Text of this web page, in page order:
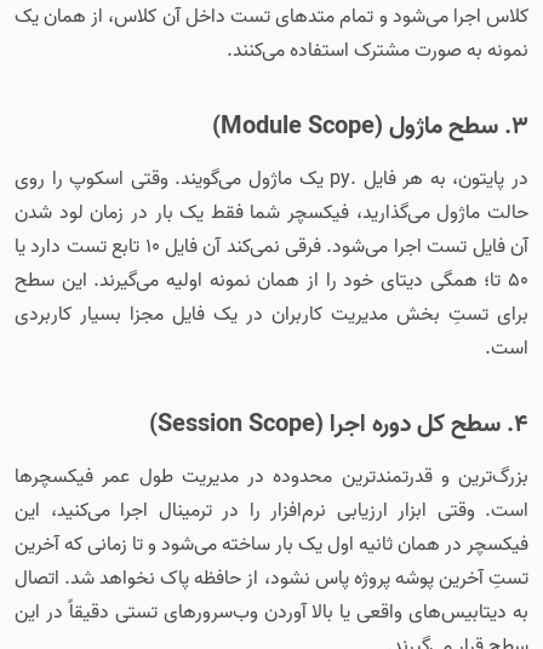
کلاس اجرا می‌شود و تمام متدهای تست داخل آن کلاس، از همان یک
نمونه به صورت مشترک استفاده می‌کنند.
۳. سطح ماژول (Module Scope)
در پایتون، به هر فایل .py یک ماژول می‌گویند. وقتی اسکوپ را روی
حالت ماژول می‌گذارید، فیکسچر شما فقط یک بار در زمان لود شدن
آن فایل تست اجرا می‌شود. فرقی نمی‌کند آن فایل ۱۰ تابع تست دارد یا
۵۰ تا؛ همگی دیتای خود را از همان نمونه اولیه می‌گیرند. این سطح
برای تستِ بخش مدیریت کاربران در یک فایل مجزا بسیار کاربردی
است.
۴. سطح کل دوره اجرا (Session Scope)
بزرگ‌ترین و قدرتمندترین محدوده در مدیریت طول عمر فیکسچرها
است. وقتی ابزار ارزیابی نرم‌افزار را در ترمینال اجرا می‌کنید، این
فیکسچر در همان ثانیه اول یک بار ساخته می‌شود و تا زمانی که آخرین
تستِ آخرین پوشه پروژه پاس نشود، از حافظه پاک نخواهد شد. اتصال
به دیتابیس‌های واقعی یا بالا آوردن وب‌سرورهای تستی دقیقاً در این